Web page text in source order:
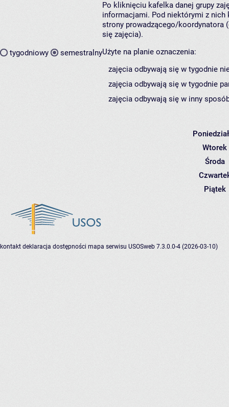
tygodniowy semestralny
Po kliknięciu kafelka danej grupy
informacjami. Pod niektórymi z nich
strony prowadzącego/koordynatora
się zajęcia).
Użyte na planie oznaczenia:
zajęcia odbywają się w tygodnie
zajęcia odbywają się w tygodnie
zajęcia odbywają się w inny
Wtorek
Środa
Piątek
kontakt deklaracja dostępności mapa serwisu USOSweb 7.3.0.0-4 (2026-03-10)